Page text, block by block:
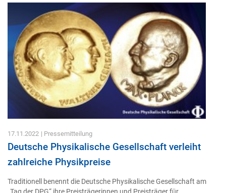
17.11.2022 | Pressemitteilung
Deutsche Physikalische Gesellschaft verleiht
zahlreiche Physikpreise
Traditionell benennt die Deutsche Physikalische Gesellschaft am